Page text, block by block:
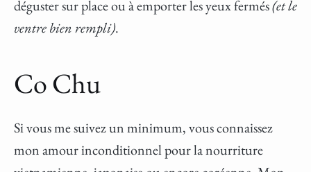
déguster sur place ou à emporter les yeux fermés(et le
ventre bien rempli).
Co Chu
Si vous me suivez un minimum, vous connaissez
mon amour inconditionnel pour la nourriture